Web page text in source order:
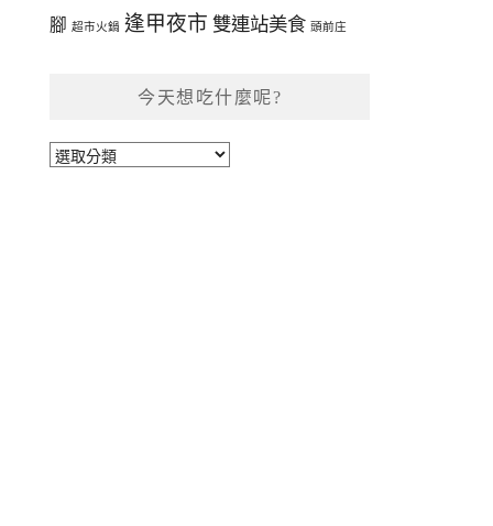
腳 超市火鍋 逢甲夜市 雙連站美食 頭前庄
今天想吃什麼呢?
今